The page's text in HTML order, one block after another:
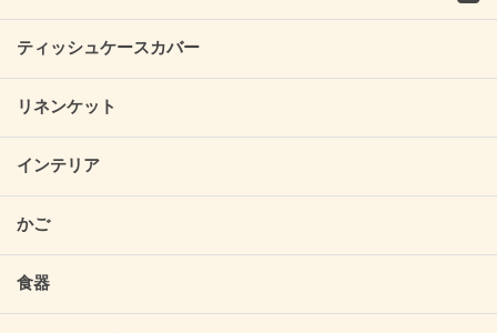
ティッシュケースカバー
リネンケット
インテリア
かご
食器